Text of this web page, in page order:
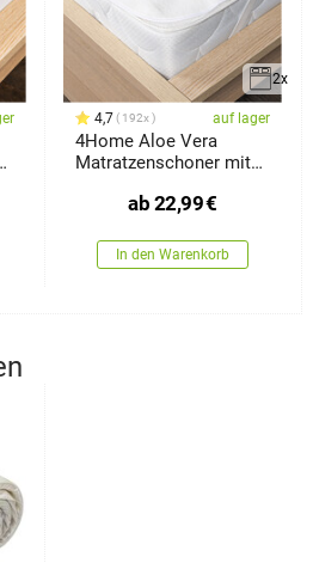
2x
4,7 192x auf lager
4Home Aloe Vera
Matratzenschoner mit
ab 22,99€
In den Warenkorb